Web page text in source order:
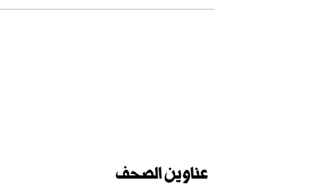
عناوين الصحف